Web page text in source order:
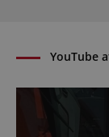
YouTube